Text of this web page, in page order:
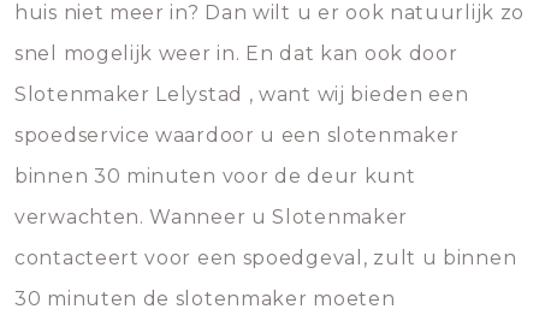
huis niet meer in? Dan wilt u er ook natuurlijk zo
snel mogelijk weer in. En dat kan ook door
Slotenmaker Lelystad , want wij bieden een
spoedservice waardoor u een slotenmaker
binnen 30 minuten voor de deur kunt
verwachten. Wanneer u Slotenmaker
contacteert voor een spoedgeval, zult u binnen
30 minuten de slotenmaker moeten